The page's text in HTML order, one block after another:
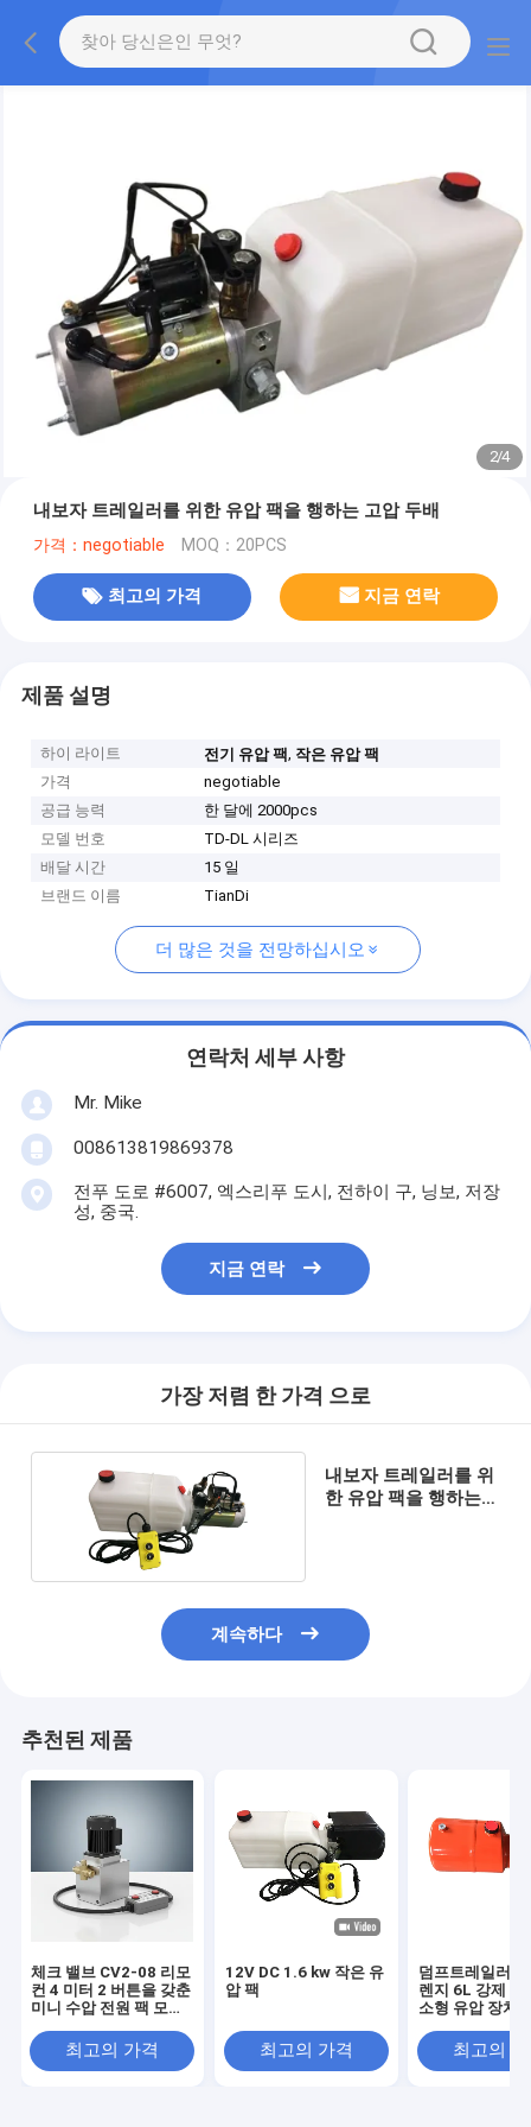
2/4
내보자 트레일러를 위한 유압 팩을 행하는 고압 두배
가격：negotiable MOQ：20PCS
최고의 가격 지금 연락
제품 설명
하이 라이트 전기 유압 팩, 작은 유압 팩
가격
negotiable
공급 능력
한 달에 2000pcs
모델 번호
TD-DL 시리즈
배달 시간
15 일
브랜드 이름
TianDi
더 많은 것을 전망하십시오
연락처 세부 사항
Mr. Mike
008613819869378
전푸 도로 #6007, 엑스리푸 도시, 전하이 구, 닝보, 저장
성, 중국.
지금 연락
가장 저렴 한 가격 으로
내보자 트레일러를 위
한 유압 팩을 행하는
계속하다
추천된 제품
체크 밸브 CV2-08 리모
컨 4 미터 2 버튼을 갖춘
미니 수압 전원 팩 모바
적합합니다.
최고의 가격
12V DC 1.6 kw 작은 유
압 팩
최고의 가격
덤프트레일러를
렌지 6L 강제 탱
소형 유압 장치
최고의